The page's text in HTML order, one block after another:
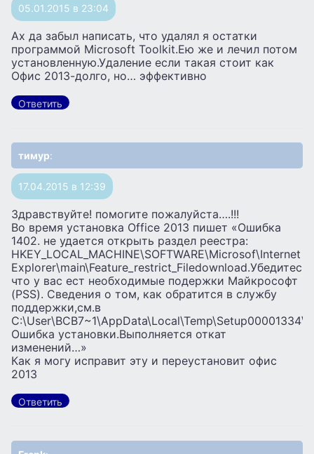
05.01.2015 в 23:04
Ах да забыл написать, что удалял я остатки
программой Microsoft Toolkit.Ею же и лечил потом
установленную.Удаление если такая стоит как
Офис 2013-долго, но… эффективно
Ответить
тимур:
17.04.2015 в 12:39
Здравствуйте! помогите пожалуйста….!!!
Во время установка Office 2013 пишет «Ошибка
1402. не удается открыть раздел реестра:
HKEY_LOCAL_MACHINE\SOFTWARE\Microsof\Internet
Explorer\main\Feature_restrict_Filedownload.Убедитесь,
что у вас ест необходимые подержки Майкрософт
(PSS). Сведения о том, как обратится в службу
поддержки,см.в
Ошибка установки.Выполняется откат
изменений…»
Как я могу исправит эту и переустановит офис
2013
Ответить